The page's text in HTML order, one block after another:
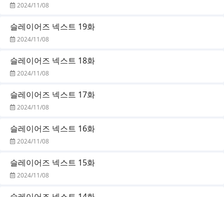
2024/11/08
슬레이어즈 넥스트 19화
2024/11/08
슬레이어즈 넥스트 18화
2024/11/08
슬레이어즈 넥스트 17화
2024/11/08
슬레이어즈 넥스트 16화
2024/11/08
슬레이어즈 넥스트 15화
2024/11/08